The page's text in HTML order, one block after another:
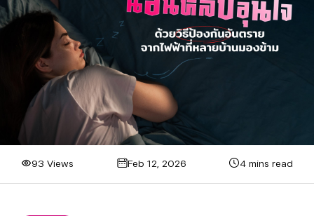
93 Views Feb 12, 2026 4 mins read